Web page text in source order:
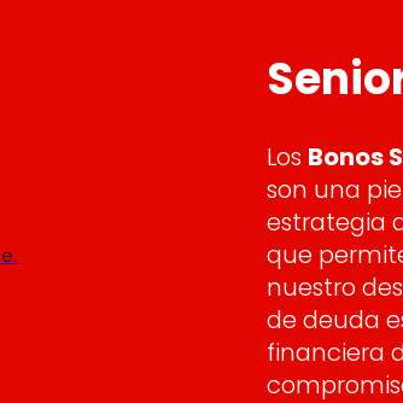
Los Bonos
son una
estrategia
que
nuestro
de deuda
financiera